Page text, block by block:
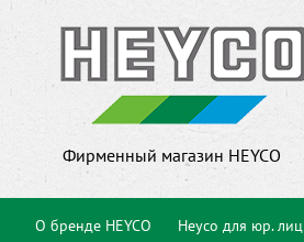
Фирменный магазин HEYCO
О бренде HEYCO Heyco для юр. лиц